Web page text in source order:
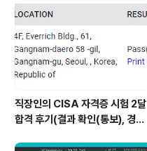
험 일정 확인(23년)
직장인의 CISA 자격증 시험 2달
합격 후기(결과 확인(통보), 경력